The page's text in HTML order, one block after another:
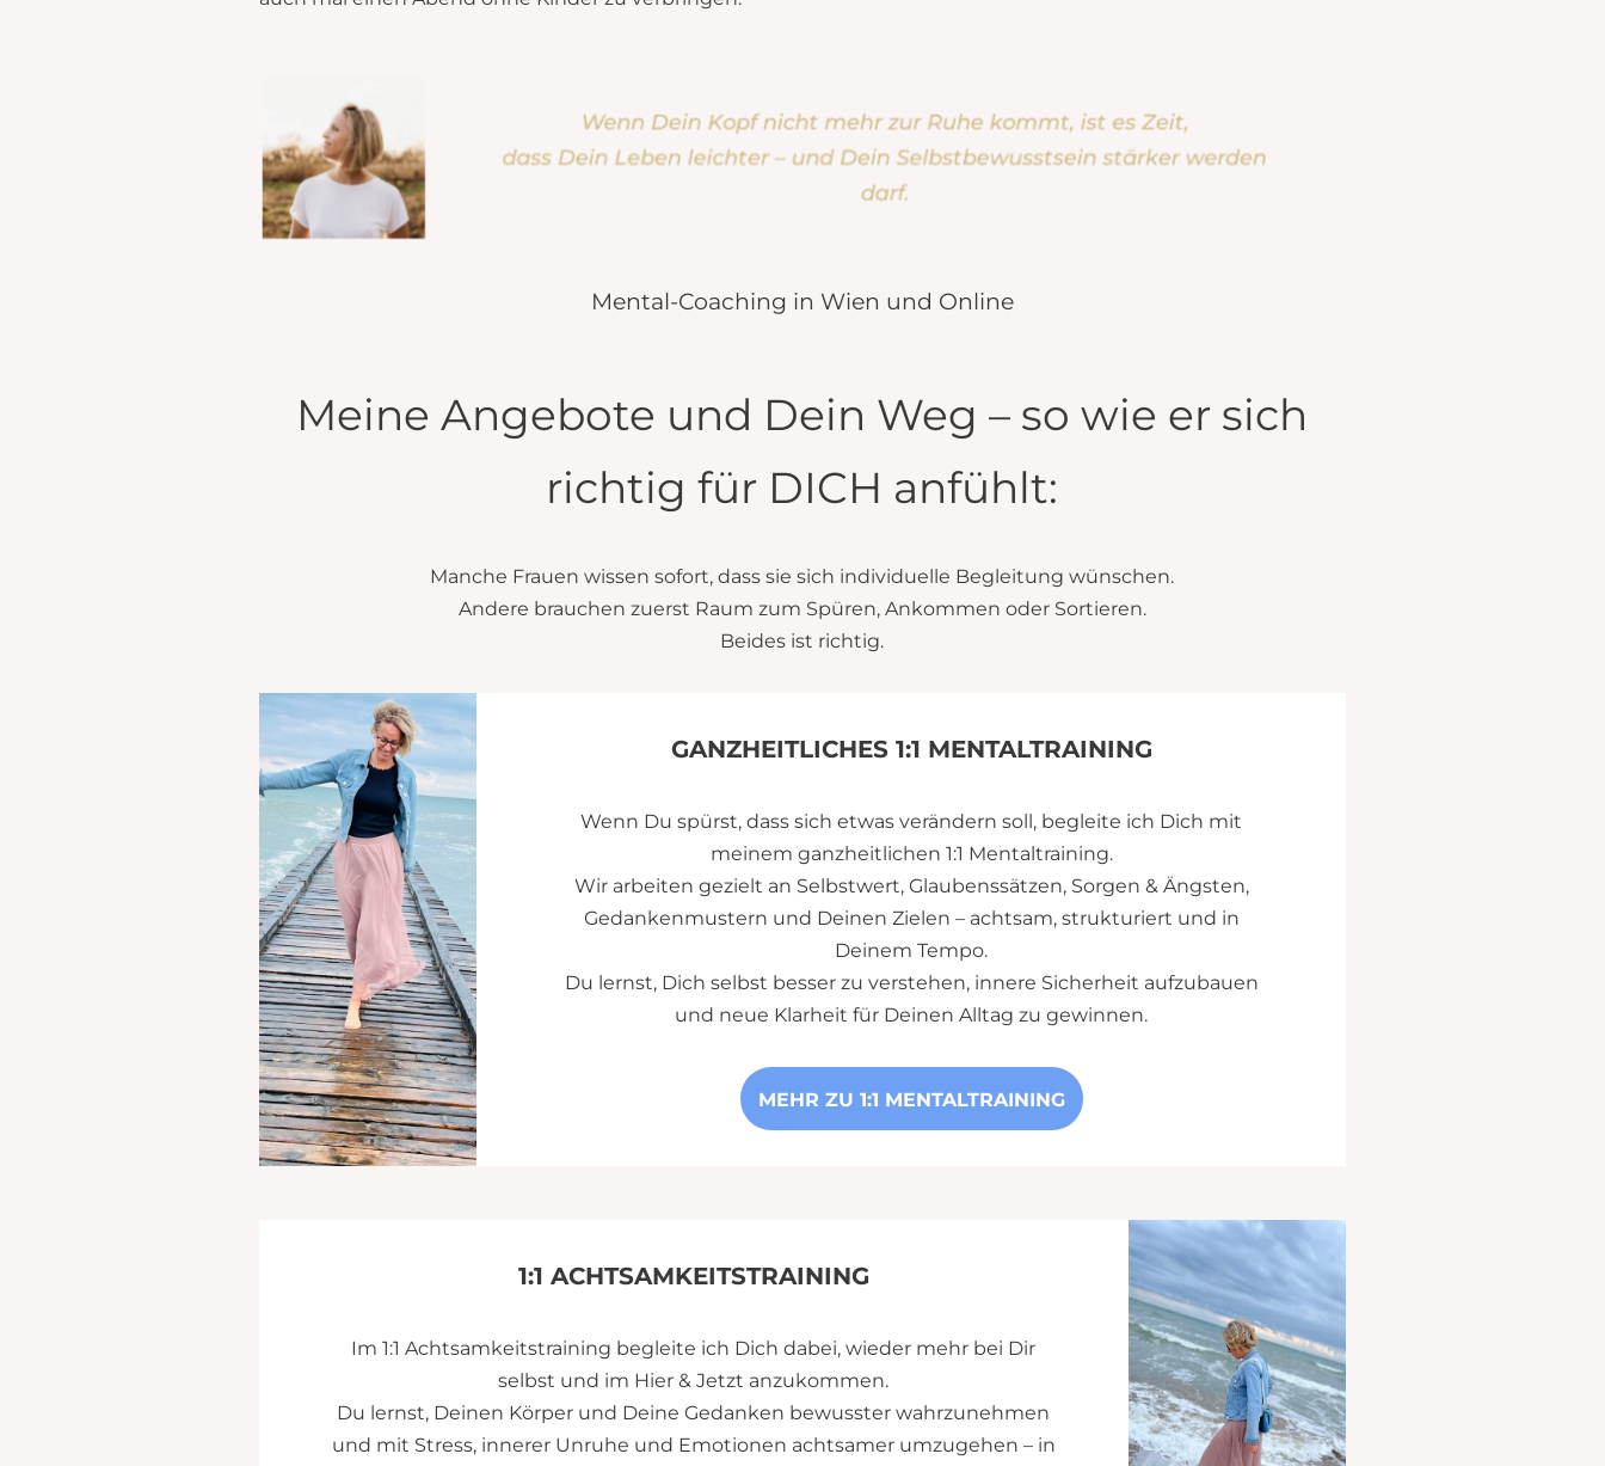
Wenn Dein Kopf nicht mehr zur Ruhe kommt, ist es Zeit,
dass Dein Leben leichter – und Dein Selbstbewusstsein stärker werden
darf.
Mental-Coaching in Wien und Online
Meine Angebote und Dein Weg – so wie er sich
richtig für DICH anfühlt:
Manche Frauen wissen sofort, dass sie sich individuelle Begleitung wünschen.
Andere brauchen zuerst Raum zum Spüren, Ankommen oder Sortieren.
Beides ist richtig.
GANZHEITLICHES 1:1 MENTALTRAINING
Wenn Du spürst, dass sich etwas verändern soll, begleite ich Dich mit
meinem ganzheitlichen 1:1 Mentaltraining.
Wir arbeiten gezielt an Selbstwert, Glaubenssätzen, Sorgen & Ängsten,
Gedankenmustern und Deinen Zielen – achtsam, strukturiert und in
Deinem Tempo.
Du lernst, Dich selbst besser zu verstehen, innere Sicherheit aufzubauen
und neue Klarheit für Deinen Alltag zu gewinnen.
MEHR ZU 1:1 MENTALTRAINING
1:1 ACHTSAMKEITSTRAINING
Im 1:1 Achtsamkeitstraining begleite ich Dich dabei, wieder mehr bei Dir
selbst und im Hier & Jetzt anzukommen.
Du lernst, Deinen Körper und Deine Gedanken bewusster wahrzunehmen
und mit Stress, innerer Unruhe und Emotionen achtsamer umzugehen – in